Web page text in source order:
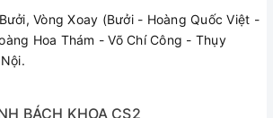
Vòng Xoay (Bưởi - Hoàng Quốc Việt -
Hoa Thám - Võ Chí Công - Thụy
BÁCH KHOA CS2